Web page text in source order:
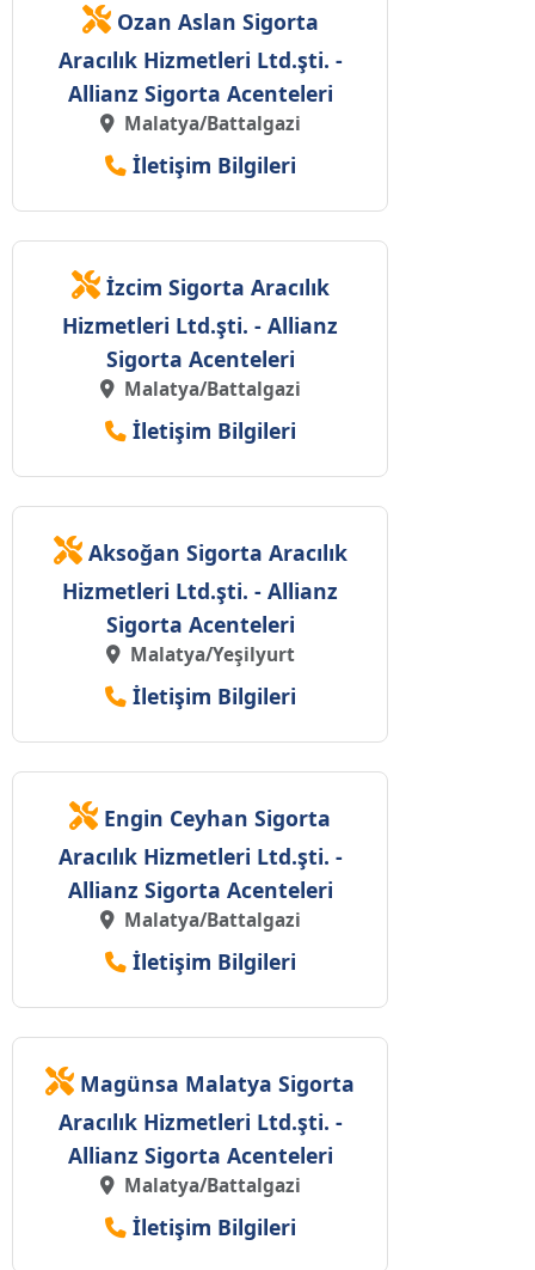
Ozan Aslan Sigorta
Aracılık Hizmetleri Ltd.şti. -
Allianz Sigorta Acenteleri
Malatya/Battalgazi
İletişim Bilgileri
İzcim Sigorta Aracılık
Hizmetleri Ltd.şti. - Allianz
Sigorta Acenteleri
Malatya/Battalgazi
İletişim Bilgileri
Aksoğan Sigorta Aracılık
Hizmetleri Ltd.şti. - Allianz
Sigorta Acenteleri
Malatya/Yeşilyurt
İletişim Bilgileri
Engin Ceyhan Sigorta
Aracılık Hizmetleri Ltd.şti. -
Allianz Sigorta Acenteleri
Malatya/Battalgazi
İletişim Bilgileri
Magünsa Malatya Sigorta
Aracılık Hizmetleri Ltd.şti. -
Allianz Sigorta Acenteleri
Malatya/Battalgazi
İletişim Bilgileri